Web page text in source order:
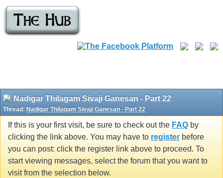
Nadigar Thilagam Sivaji Ganesan - Part 22
Thread: Nadigar Thilagam Sivaji Ganesan - Part 22
If this is your first visit, be sure to check out the FAQ by
clicking the link above. You may have to register before
you can post: click the register link above to proceed. To
start viewing messages, select the forum that you want to
visit from the selection below.